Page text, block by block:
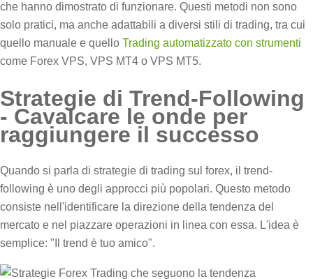
che hanno dimostrato di funzionare. Questi metodi non sono
solo pratici, ma anche adattabili a diversi stili di trading, tra cui
quello manuale e quello Trading automatizzato con strumenti
come Forex VPS, VPS MT4 o VPS MT5.
Strategie di Trend-Following
- Cavalcare le onde per
raggiungere il successo
Quando si parla di strategie di trading sul forex, il trend-
following è uno degli approcci più popolari. Questo metodo
consiste nell'identificare la direzione della tendenza del
mercato e nel piazzare operazioni in linea con essa. L'idea è
semplice: "Il trend è tuo amico".